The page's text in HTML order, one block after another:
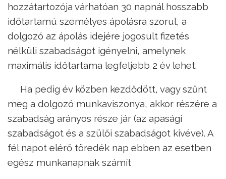
hozzátartozója várhatóan 30 napnál hosszabb
időtartamú személyes ápolásra szorul, a
dolgozó az ápolás idejére jogosult fizetés
nélküli szabadságot igényelni, amelynek
maximális időtartama legfeljebb 2 év lehet.
Ha pedig év közben kezdődött, vagy szűnt
meg a dolgozó munkaviszonya, akkor részére a
szabadság arányos része jár (az apasági
szabadságot és a szülői szabadságot kivéve). A
fél napot elérő töredék nap ebben az esetben
egész munkanapnak számít